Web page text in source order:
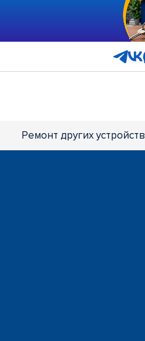
Ремонт других устройств